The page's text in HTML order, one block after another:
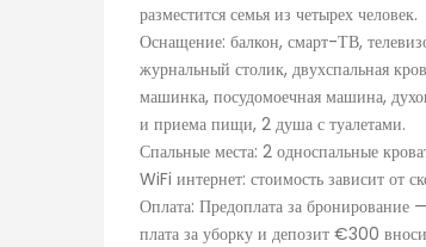
разместится семья из четырех человек.
Оснащение: балкон, смарт-ТВ,
журнальный столик, двухспальная
машинка, посудомоечная машина,
и приема пищи, 2 душа с туалетами.
Спальные места: 2 односпальные
WiFi интернет: стоимость зависит от
Оплата: Предоплата за бронирование
плата за уборку и депозит €300